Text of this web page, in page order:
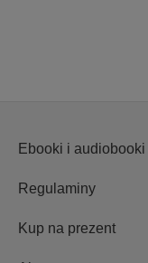
Ebooki i audiobooki
Regulaminy
Kup na prezent